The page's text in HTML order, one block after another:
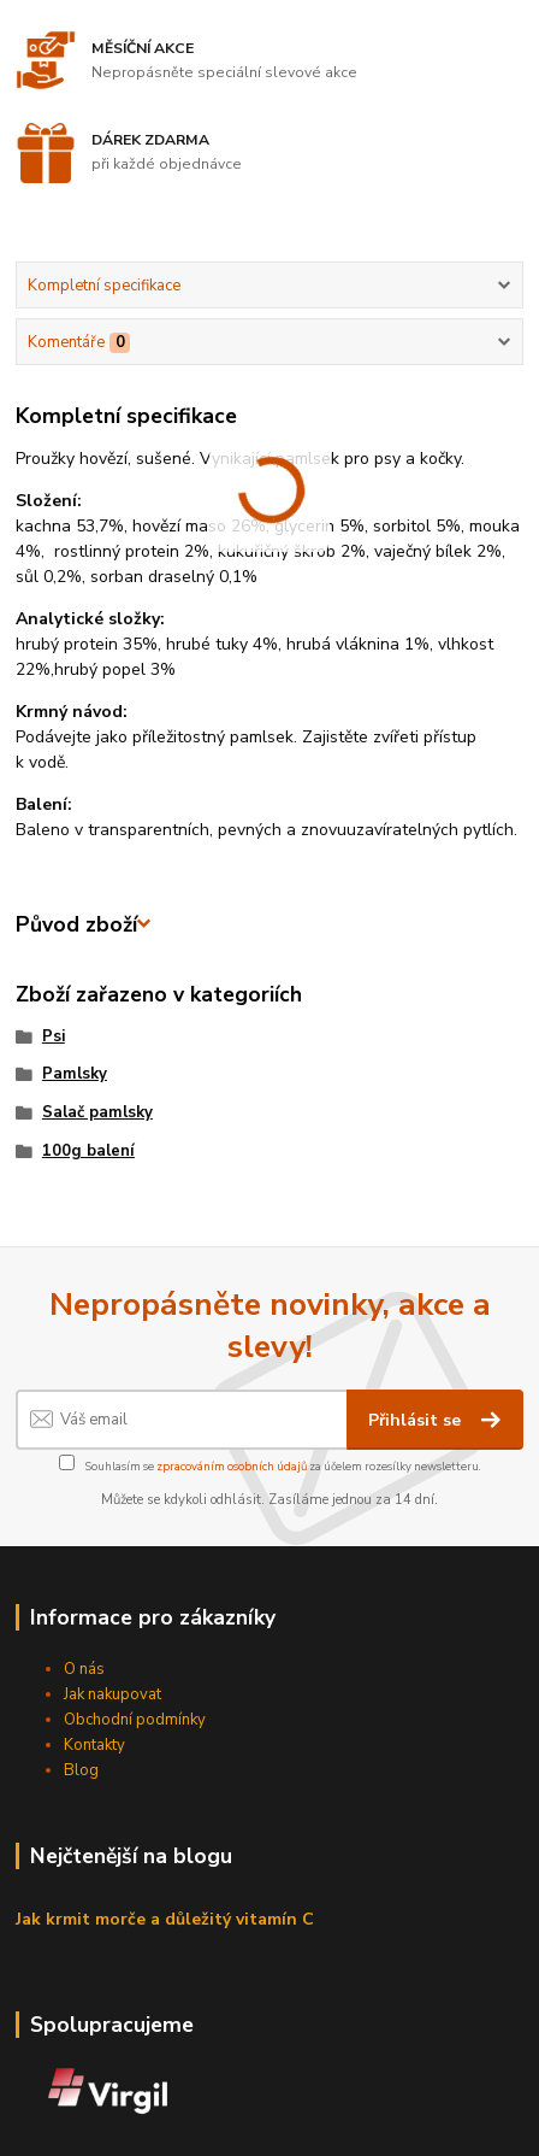
MĚSÍČNÍ AKCE
Nepropásněte speciální slevové akce
DÁREK ZDARMA
při každé objednávce
Kompletní specifikace
Komentáře 0
Kompletní specifikace
Proužky hovězí, sušené. Vynikající pamlsek pro psy a kočky.
Složení:
kachna 53,7%, hovězí maso 26%, glycerin 5%, sorbitol 5%, mouka
4%, rostlinný protein 2%, kukuřičný škrob 2%, vaječný bílek 2%,
sůl 0,2%, sorban draselný 0,1%
Analytické složky:
hrubý protein 35%, hrubé tuky 4%, hrubá vláknina 1%, vlhkost
22%,hrubý popel 3%
Krmný návod:
Podávejte jako příležitostný pamlsek. Zajistěte zvířeti přístup
k vodě.
Balení:
Baleno v transparentních, pevných a znovuuzavíratelných pytlích.
Původ zboží
Zboží zařazeno v kategoriích
Psi
Pamlsky
Salač pamlsky
100g balení
Nepropásněte novinky, akce a
slevy!
Přihlásit se
Souhlasím se zpracováním osobních údajůza účelem rozesílky newsletteru.
Můžete se kdykoli odhlásit. Zasíláme jednou za 14 dní.
Informace pro zákazníky
O nás
Jak nakupovat
Obchodní podmínky
Kontakty
Blog
Nejčtenější na blogu
Jak krmit morče a důležitý vitamín C
Spolupracujeme